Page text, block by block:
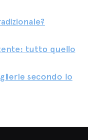
tutto quello
secondo lo